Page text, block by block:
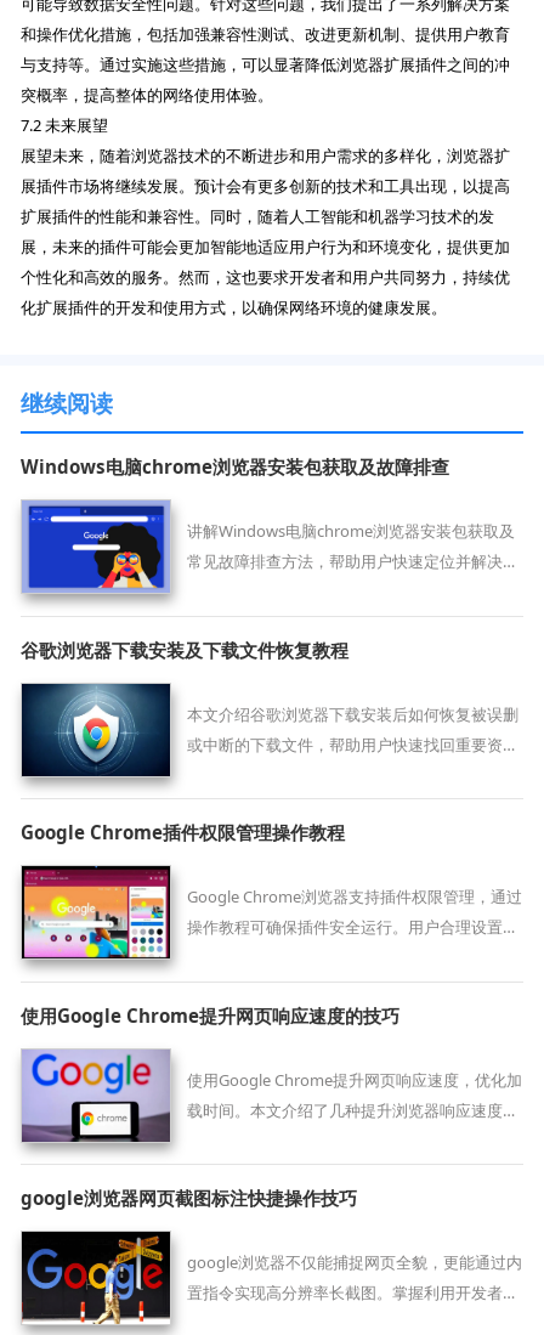
和操作优化措施，包括加强兼容性测试、改进更新机制、提供用户教育
与支持等。通过实施这些措施，可以显著降低浏览器扩展插件之间的冲
突概率，提高整体的网络使用体验。
7.2 未来展望
展望未来，随着浏览器技术的不断进步和用户需求的多样化，浏览器扩
展插件市场将继续发展。预计会有更多创新的技术和工具出现，以提高
扩展插件的性能和兼容性。同时，随着人工智能和机器学习技术的发
展，未来的插件可能会更加智能地适应用户行为和环境变化，提供更加
个性化和高效的服务。然而，这也要求开发者和用户共同努力，持续优
化扩展插件的开发和使用方式，以确保网络环境的健康发展。
继续阅读
Windows电脑chrome浏览器安装包获取及故障排查
讲解Windows电脑chrome浏览器安装包获取及
常见故障排查方法，帮助用户快速定位并解决安
谷歌浏览器下载安装及下载文件恢复教程
本文介绍谷歌浏览器下载安装后如何恢复被误删
或中断的下载文件，帮助用户快速找回重要资
Google Chrome插件权限管理操作教程
Google Chrome浏览器支持插件权限管理，通过
操作教程可确保插件安全运行。用户合理设置可
使用Google Chrome提升网页响应速度的技巧
使用Google Chrome提升网页响应速度，优化加
载时间。本文介绍了几种提升浏览器响应速度的
器设置等方法，帮助提高浏览体验。
google浏览器网页截图标注快捷操作技巧
google浏览器不仅能捕捉网页全貌，更能通过内
置指令实现高分辨率长截图。掌握利用开发者工